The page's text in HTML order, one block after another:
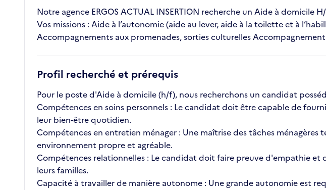
Notre agence ERGOS ACTUAL INSERTION recherche un Aide à domicile
Vos missions : Aide à l’autonomie (aide au lever, aide à la toilette et à
Accompagnements aux promenades, sorties culturelles
Profil recherché et prérequis
Pour le poste d'Aide à domicile (h/f), nous recherchons un candidat
Compétences en soins personnels : Le candidat doit être capable de
leur bien-être quotidien.
Compétences en entretien ménager : Une maîtrise des tâches
environnement propre et agréable.
Compétences relationnelles : Le candidat doit faire preuve d'empathie et
leurs familles.
Capacité à travailler de manière autonome : Une grande autonomie est